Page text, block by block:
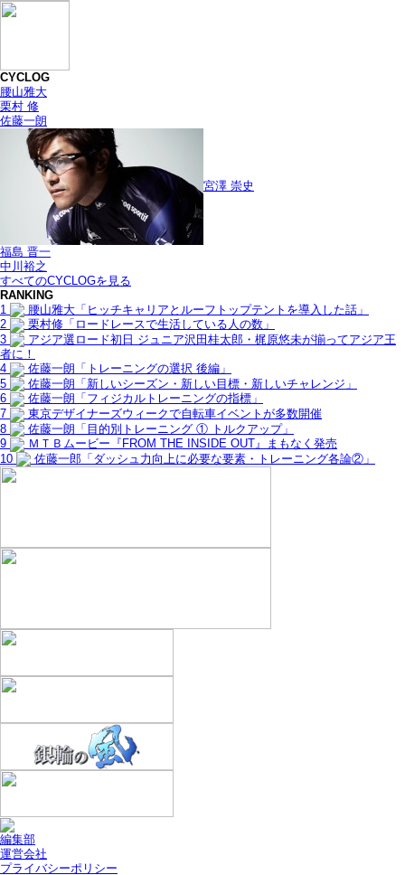
CYCLOG
腰山雅大
栗村 修
佐藤一朗
宮澤 崇史
福島 晋一
中川裕之
すべてのCYCLOGを見る
RANKING
1
腰山雅大「ヒッチキャリアとルーフトップテントを導入した話」
2
栗村修「ロードレースで生活している人の数」
3
アジア選ロード初日 ジュニア沢田桂太郎・梶原悠未が揃ってアジア王
者に！
4
佐藤一朗「トレーニングの選択 後編」
5
佐藤一朗「新しいシーズン・新しい目標・新しいチャレンジ」
6
佐藤一朗「フィジカルトレーニングの指標」
7
東京デザイナーズウィークで自転車イベントが多数開催
8
佐藤一朗「目的別トレーニング ① トルクアップ」
9
ＭＴＢムービー『FROM THE INSIDE OUT』まもなく発売
10
佐藤一郎「ダッシュ力向上に必要な要素・トレーニング各論②」
編集部
運営会社
プライバシーポリシー